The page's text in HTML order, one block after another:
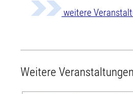
weitere
Weitere